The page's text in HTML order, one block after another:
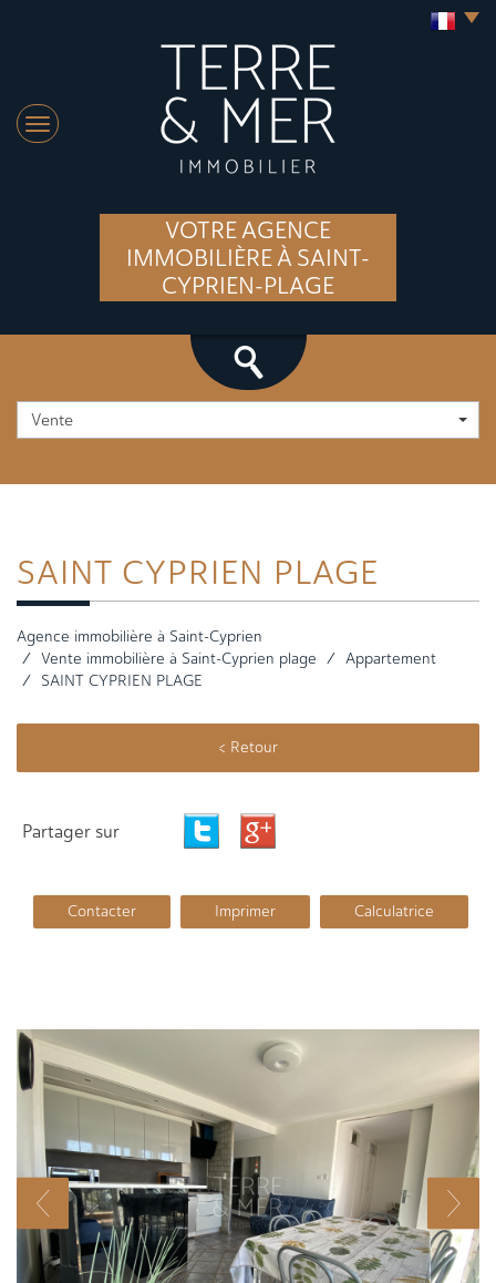
VOTRE AGENCE
IMMOBILIÈRE À SAINT-
CYPRIEN-PLAGE
Vente
SAINT CYPRIEN PLAGE
Agence immobilière à Saint-Cyprien
Vente immobilière à Saint-Cyprien plage
Appartement
SAINT CYPRIEN PLAGE
< Retour
Partager sur
Contacter Imprimer Calculatrice